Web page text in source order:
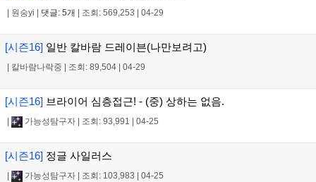
원숭yi 댓글: 5개 조회: 569,253 04-29
[시즌16] 일반 칼바람 드레이븐(나만보려고)
칼바람나락중 조회: 89,504 04-29
[시즌16] 브라이어 심층접근! - (중) 상하는 없음.
가능성탐구자 조회: 93,991 04-25
[시즌16] 정글 사일러스
가능성탐구자 조회: 103,983 04-25